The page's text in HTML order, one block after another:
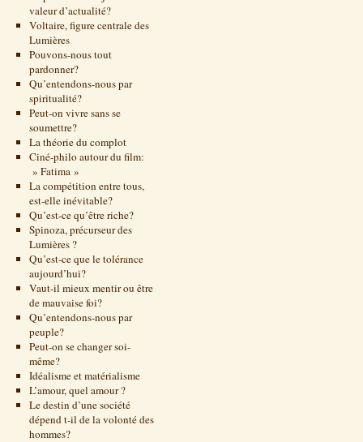
valeur d’actualité?
Voltaire, figure centrale des
Lumières
Pouvons-nous tout
pardonner?
Qu’entendons-nous par
spiritualité?
Peut-on vivre sans se
soumettre?
La théorie du complot
Ciné-philo autour du film:
» Fatima »
La compétition entre tous,
est-elle inévitable?
Qu’est-ce qu’être riche?
Spinoza, précurseur des
Lumières ?
Qu’est-ce que le tolérance
aujourd’hui?
Vaut-il mieux mentir ou être
de mauvaise foi?
Qu’entendons-nous par
peuple?
Peut-on se changer soi-
même?
Idéalisme et matérialisme
L’amour, quel amour ?
Le destin d’une société
dépend t-il de la volonté des
hommes?